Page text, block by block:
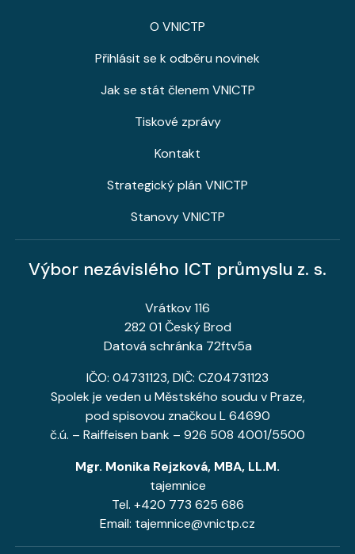
O VNICTP
Přihlásit se k odběru novinek
Jak se stát členem VNICTP
Tiskové zprávy
Kontakt
Strategický plán VNICTP
Stanovy VNICTP
Výbor nezávislého ICT průmyslu z. s.
Vrátkov 116
282 01 Český Brod
Datová schránka 72ftv5a
IČO: 04731123, DIČ: CZ04731123
Spolek je veden u Městského soudu v Praze,
pod spisovou značkou L 64690
č.ú. – Raiffeisen bank – 926 508 4001/5500
Mgr. Monika Rejzková, MBA, LL.M.
tajemnice
Tel. +420 773 625 686
Email: tajemnice@vnictp.cz